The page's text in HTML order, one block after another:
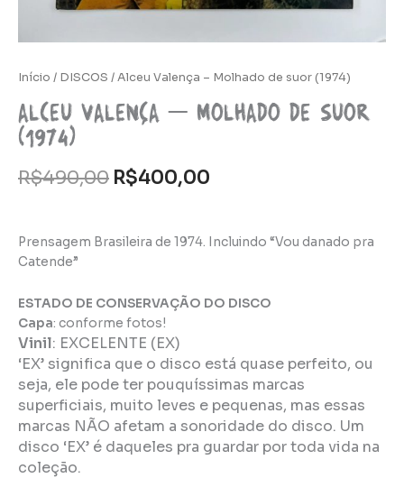
Início / DISCOS / Alceu Valença – Molhado de suor (1974)
Alceu Valença – Molhado de suor
(1974)
R$490,00 R$400,00
Prensagem Brasileira de 1974. Incluindo “Vou danado pra
Catende”
ESTADO DE CONSERVAÇÃO DO DISCO
Capa: conforme fotos!
Vinil: EXCELENTE (EX)
‘EX’ significa que o disco está quase perfeito, ou
seja, ele pode ter pouquíssimas marcas
superficiais, muito leves e pequenas, mas essas
marcas NÃO afetam a sonoridade do disco. Um
disco ‘EX’ é daqueles pra guardar por toda vida na
coleção.